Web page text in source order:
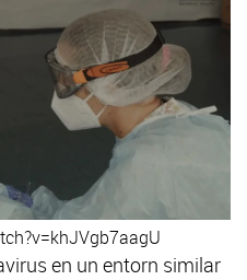
en un entorn similar